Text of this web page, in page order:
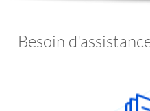
Besoin